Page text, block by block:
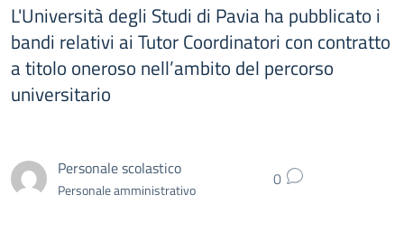
L'Università degli Studi di Pavia ha pubblicato i
bandi relativi ai Tutor Coordinatori con contratto
a titolo oneroso nell’ambito del percorso
universitario
Personale scolastico
Personale amministrativo 0